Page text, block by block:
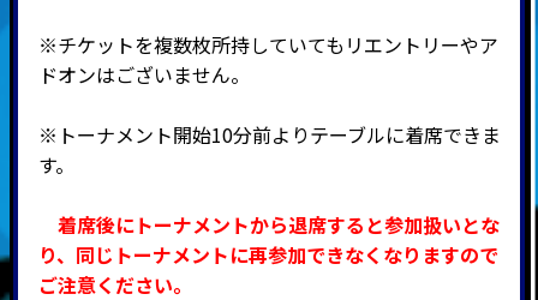
※チケットを複数枚所持していてもリエントリーやア
ドオンはございません。
※トーナメント開始10分前よりテーブルに着席できま
す。
着席後にトーナメントから退席すると参加扱いとな
り、同じトーナメントに再参加できなくなりますので
ご注意ください。